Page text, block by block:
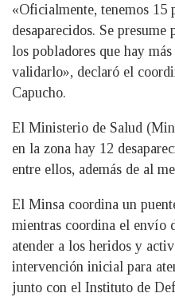
«Oficialmente, tenemos 15
desaparecidos. Se
los pobladores que hay
validarlo», declaró el
Capucho.
El Ministerio de Salud
en la zona hay 12
entre ellos, además de al
El Minsa coordina un
mientras coordina el envío
atender a los heridos y
intervención inicial para
junto con el Instituto de